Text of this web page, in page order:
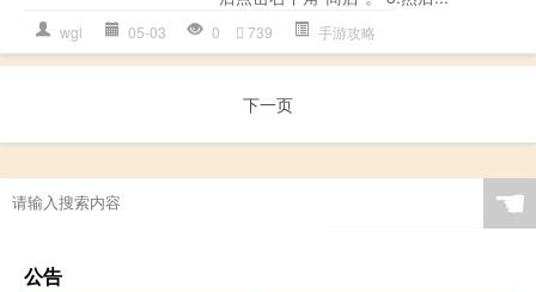
wgl 05-03 0 739 手游攻略
下一页
☚
公告